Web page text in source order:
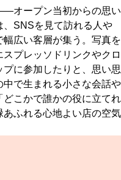
オープン当初からの思い
、SNSを見て訪れる人や
広い客層が集う。写真を
プレッソドリンクやクロ
に参加したりと、思い思
で生まれる小さな会話や
こかで誰かの役に立てれ
ふれる心地よい店の空気